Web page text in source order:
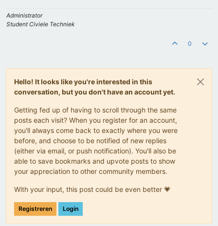
Administrator
Student Civiele Techniek
0
Hello! It looks like you're interested in this
conversation, but you don't have an account yet.
Getting fed up of having to scroll through the same
posts each visit? When you register for an account,
you'll always come back to exactly where you were
before, and choose to be notified of new replies
(either via email, or push notification). You'll also be
able to save bookmarks and upvote posts to show
your appreciation to other community members.
With your input, this post could be even better 💗
Registreren Login